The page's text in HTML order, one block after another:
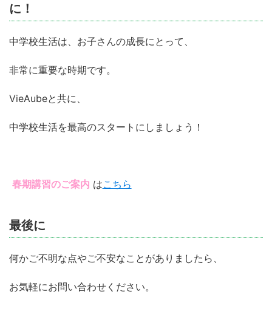
に！
中学校生活は、お子さんの成長にとって、
非常に重要な時期です。
VieAubeと共に、
中学校生活を最高のスタートにしましょう！
春期講習のご案内 はこちら
最後に
何かご不明な点やご不安なことがありましたら、
お気軽にお問い合わせください。